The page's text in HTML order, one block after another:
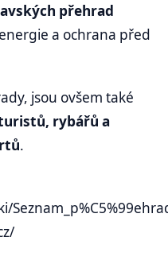
přehrad
a ochrana před
jsou ovšem také
rybářů a
.